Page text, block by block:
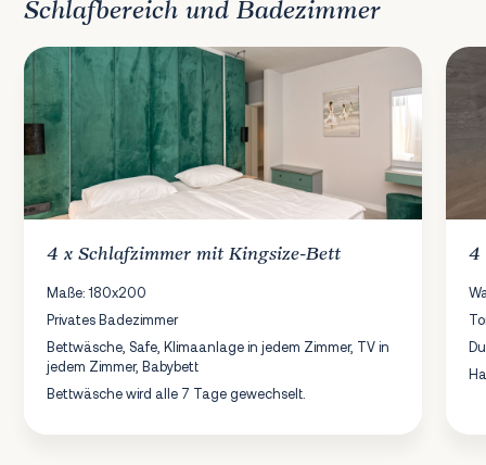
Schlafbereich und Badezimmer
4 xSchlafzimmer mit Kingsize-Bett
Maße: 180x200
Privates Badezimmer
Bettwäsche, Safe, Klimaanlage in jedem Zimmer, TV in
jedem Zimmer, Babybett
Bettwäsche wird alle 7 Tage gewechselt.
4